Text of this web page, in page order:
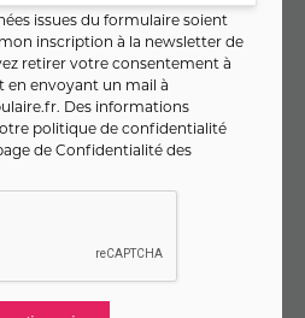
issues du formulaire soient
inscription à la newsletter de
retirer votre consentement à
envoyant un mail à
. Des informations
politique de confidentialité
deConfidentialité des